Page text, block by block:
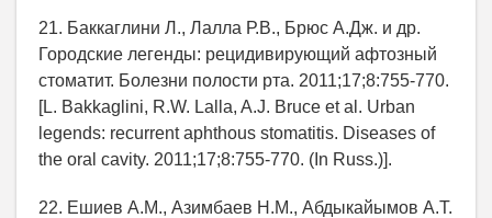
21. Баккаглини Л., Лалла Р.В., Брюс А.Дж. и др.
Городские легенды: рецидивирующий афтозный
стоматит. Болезни полости рта. 2011;17;8:755-770.
[L. Bakkaglini, R.W. Lalla, A.J. Bruce et al. Urban
legends: recurrent aphthous stomatitis. Diseases of
the oral cavity. 2011;17;8:755-770. (In Russ.)].
22. Ешиев А.М., Азимбаев Н.М., Абдыкайымов А.Т.